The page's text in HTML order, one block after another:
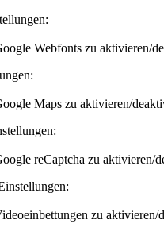
Webfonts zu aktivieren/
Maps zu aktivieren/
reCaptcha zu aktivieren/
zu aktivieren/